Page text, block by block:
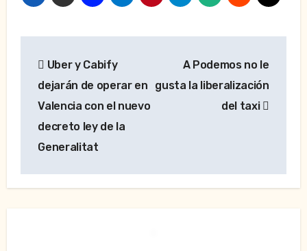
de
entradas
Uber y Cabify
dejarán de operar en
Valencia con el nuevo
decreto ley de la
Generalitat
A Podemos no le
gusta la liberalización
del taxi